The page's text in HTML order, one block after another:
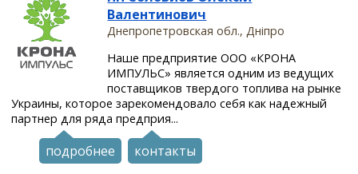
Валентинович
Днепропетровская обл., Дніпро
Наше предприятие ООО «КРОНА
ИМПУЛЬС» является одним из ведущих
поставщиков твердого топлива на рынке
Украины, которое зарекомендовало себя как надежный
партнер для ряда предприя...
подробнее контакты